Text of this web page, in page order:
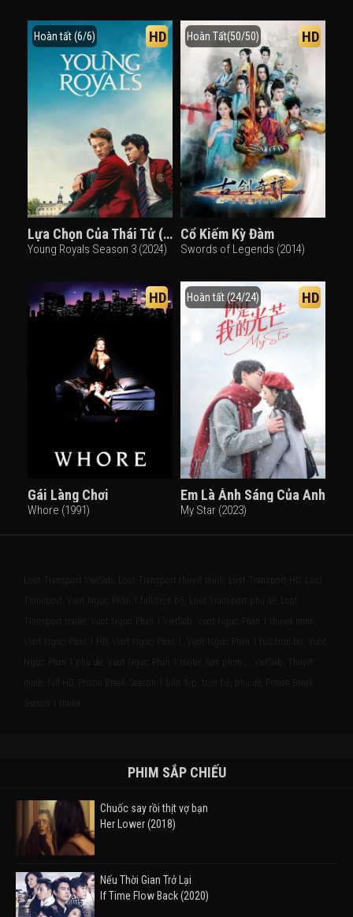
Hoàn tất (6/6) HD
Lựa Chọn Của Thái Tử (Phần 3)
Young Royals Season 3 (2024)
Hoàn Tất(50/50) HD
Cổ Kiếm Kỳ Đàm
Swords of Legends (2014)
HD
Gái Làng Chơi
Whore (1991)
Hoàn tất (24/24) HD
Em Là Ánh Sáng Của Anh
My Star (2023)
Lost Transport VietSub, Lost Transport thuyết minh, Lost Transport HD, Lost
Transport, Vượt Ngục: Phần 1 full/trọn bộ, Lost Transport phụ đề, Lost
Transport trailer, Vuot Nguc: Phan 1 VietSub, Vuot Nguc: Phan 1 thuyet minh,
Vuot Nguc: Phan 1 HD, Vuot Nguc: Phan 1, Vuot Nguc: Phan 1 full/tron bo, Vuot
Nguc: Phan 1 phu de, Vuot Nguc: Phan 1 trailer Xem phim , , VietSub, Thuyết
minh, full HD, Prison Break: Season 1 bản đẹp, trọn bộ, phụ đề, Prison Break:
Season 1 trailer
PHIM SẮP CHIẾU
Chuốc say rồi thịt vợ bạn
Her Lower (2018)
Nếu Thời Gian Trở Lại
If Time Flow Back (2020)